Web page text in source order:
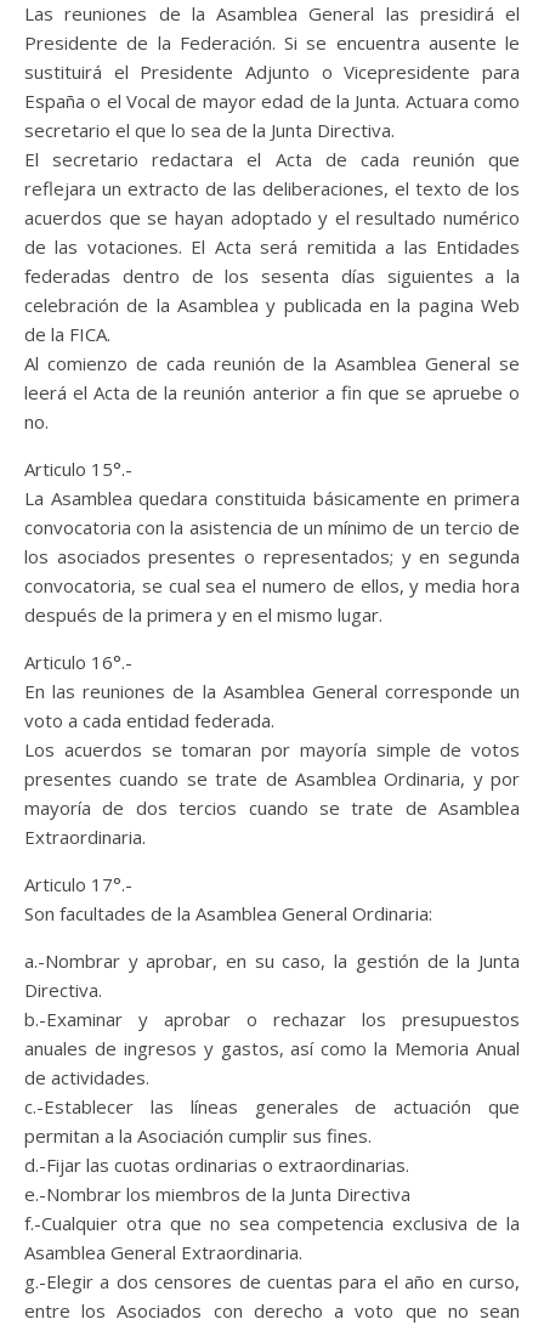
Las reuniones de la Asamblea General las presidirá el
Presidente de la Federación. Si se encuentra ausente le
sustituirá el Presidente Adjunto o Vicepresidente para
España o el Vocal de mayor edad de la Junta. Actuara como
secretario el que lo sea de la Junta Directiva.
El secretario redactara el Acta de cada reunión que
reflejara un extracto de las deliberaciones, el texto de los
acuerdos que se hayan adoptado y el resultado numérico
de las votaciones. El Acta será remitida a las Entidades
federadas dentro de los sesenta días siguientes a la
celebración de la Asamblea y publicada en la pagina Web
de la FICA.
Al comienzo de cada reunión de la Asamblea General se
leerá el Acta de la reunión anterior a fin que se apruebe o
no.
Articulo 15°.-
La Asamblea quedara constituida básicamente en primera
convocatoria con la asistencia de un mínimo de un tercio de
los asociados presentes o representados; y en segunda
convocatoria, se cual sea el numero de ellos, y media hora
después de la primera y en el mismo lugar.
Articulo 16°.-
En las reuniones de la Asamblea General corresponde un
voto a cada entidad federada.
Los acuerdos se tomaran por mayoría simple de votos
presentes cuando se trate de Asamblea Ordinaria, y por
mayoría de dos tercios cuando se trate de Asamblea
Extraordinaria.
Articulo 17°.-
Son facultades de la Asamblea General Ordinaria:
a.-Nombrar y aprobar, en su caso, la gestión de la Junta
Directiva.
b.-Examinar y aprobar o rechazar los presupuestos
anuales de ingresos y gastos, así como la Memoria Anual
de actividades.
c.-Establecer las líneas generales de actuación que
permitan a la Asociación cumplir sus fines.
d.-Fijar las cuotas ordinarias o extraordinarias.
e.-Nombrar los miembros de la Junta Directiva
f.-Cualquier otra que no sea competencia exclusiva de la
Asamblea General Extraordinaria.
g.-Elegir a dos censores de cuentas para el año en curso,
entre los Asociados con derecho a voto que no sean